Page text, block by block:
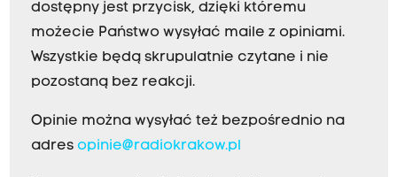
dostępny jest przycisk, dzięki któremu
możecie Państwo wysyłać maile z opiniami.
Wszystkie będą skrupulatnie czytane i nie
pozostaną bez reakcji.
Opinie można wysyłać też bezpośrednio na
adres opinie@radiokrakow.pl